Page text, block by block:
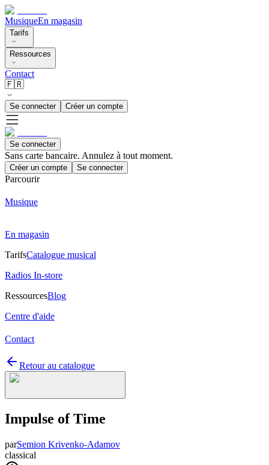
MusiqueEn magasin
Tarifs
Ressources
Contact
🇫🇷
Se connecter Créer un compte
Se connecter
Sans carte bancaire. Annulez à tout moment.
Créer un compte Se connecter
Parcourir
Musique
En magasin
TarifsCatalogue musical
Radios In-store
RessourcesBlog
Centre d'aide
Contact
Retour au catalogue
Impulse of Time
parSemion Krivenko-Adamov
classical